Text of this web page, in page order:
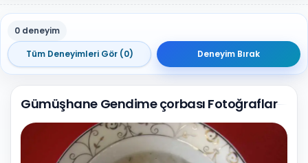
0 deneyim
Tüm Deneyimleri Gör (0)
Deneyim Bırak
Gümüşhane Gendime çorbası Fotoğraflar
1Fotoğraf